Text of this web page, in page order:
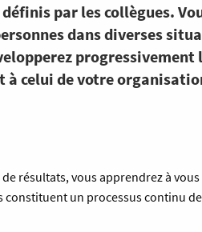
par les collègues.
dans diverses
progressivement
à celui de votre
résultats, vous apprendrez à
constituent un processus continu